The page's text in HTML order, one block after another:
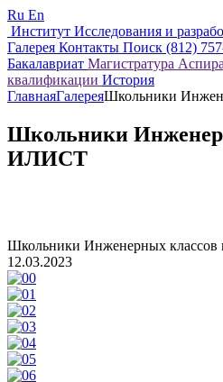
Ru En
Институт Исследования и
Галерея Контакты Поиск (812)
Бакалавриат Магистратура
квалификации История
ГлавнаяГалереяШкольники
Школьники
ИЛИСТ
Школьники Инженерных
12.03.2023